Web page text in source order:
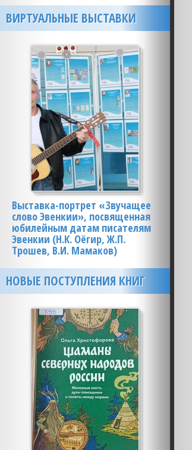
ВИРТУАЛЬНЫЕ ВЫСТАВКИ
Выставка-портрет «Звучащее
слово Эвенкии», посвященная
юбилейным датам писателям
Эвенкии (Н.К. Оёгир, Ж.П.
Трошев, В.И. Мамаков)
НОВЫЕ ПОСТУПЛЕНИЯ КНИГ